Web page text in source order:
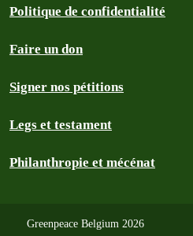
Politique de confidentialité
Faire un don
Signer nos pétitions
Legs et testament
Philanthropie et mécénat
Greenpeace Belgium 2026